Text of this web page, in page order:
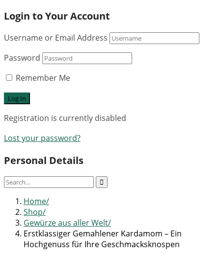
Login to Your Account
Username or Email Address
Password
Remember Me
Registration is currently disabled
Lost your password?
Personal Details
Home
Shop
Gewürze aus aller Welt
Erstklassiger Gemahlener Kardamom – Ein
Hochgenuss für Ihre Geschmacksknospen